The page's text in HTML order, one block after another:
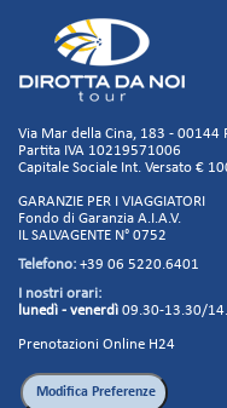
Via Mar della Cina, 183 - 00144
Partita IVA 10219571006
Capitale Sociale Int. Versato €
GARANZIE PER I VIAGGIATORI
Fondo di Garanzia A.I.A.V.
IL SALVAGENTE N° 0752
Telefono: +39 06 5220.6401
I nostri orari:
lunedì - venerdì 09.30-13.30/
Prenotazioni Online H24